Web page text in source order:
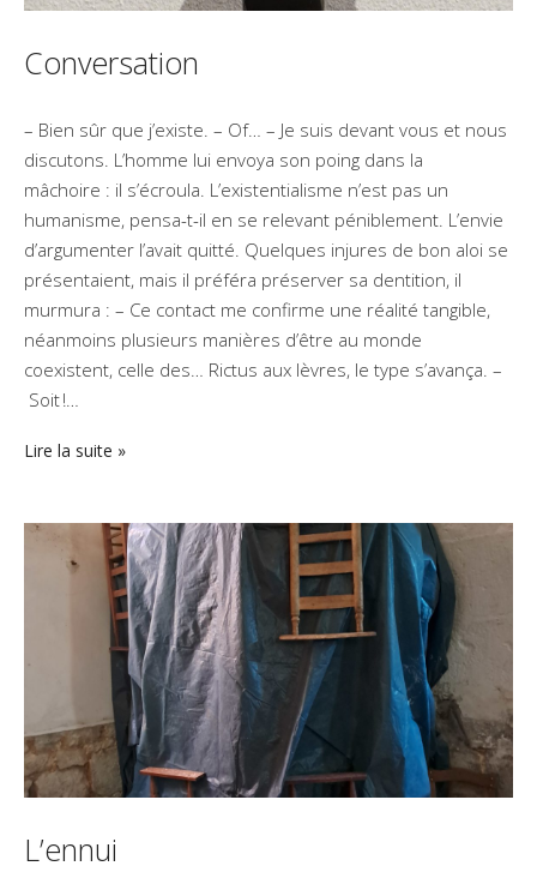
Conversation
– Bien sûr que j’existe. – Of… – Je suis devant vous et nous
discutons. L’homme lui envoya son poing dans la
mâchoire : il s’écroula. L’existentialisme n’est pas un
humanisme, pensa-t-il en se relevant péniblement. L’envie
d’argumenter l’avait quitté. Quelques injures de bon aloi se
présentaient, mais il préféra préserver sa dentition, il
murmura : – Ce contact me confirme une réalité tangible,
néanmoins plusieurs manières d’être au monde
coexistent, celle des… Rictus aux lèvres, le type s’avança. –
Soit !…
Lire la suite
L’ennui